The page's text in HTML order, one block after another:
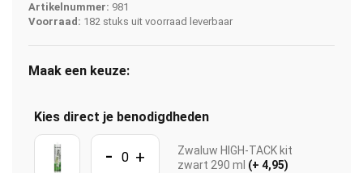
Artikelnummer: 981
Voorraad: 182 stuks uit voorraad leverbaar
Maak een keuze:
Kies direct je benodigdheden
- +
Zwaluw HIGH-TACK kit
zwart 290 ml (+ 4,95)